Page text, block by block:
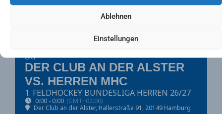
Ablehnen
Einstellungen
Mannheimer Hockey Club, Am Neckarkanal 4-8
OKT
DER CLUB AN DER ALSTER
VS. HERREN MHC
1. FELDHOCKEY BUNDESLIGA HERREN 26/27
0:00 - 0:00 (GMT+02:00)
Der Club an der Alster, Hallerstraße 91, 20149 Hamburg